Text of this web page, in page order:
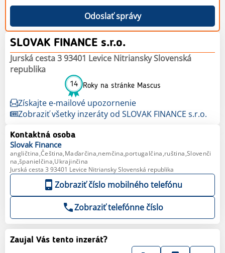
Odoslať správy
SLOVAK FINANCE s.r.o.
Jurská cesta 3 93401 Levice Nitriansky Slovenská
republika
14 Roky na stránke Mascus
Získajte e-mailové upozornenie
Zobraziť všetky inzeráty od SLOVAK FINANCE s.r.o.
Kontaktná osoba
Slovak Finance
angličtina,Čeština,Maďarčina,nemčina,portugalčina,ruština,Slovenči
na,španielčina,Ukrajinčina
Jurská cesta 3 93401 Levice Nitriansky Slovenská republika
Zobraziť číslo mobilného telefónu
Zobraziť telefónne číslo
Zaujal Vás tento inzerát?